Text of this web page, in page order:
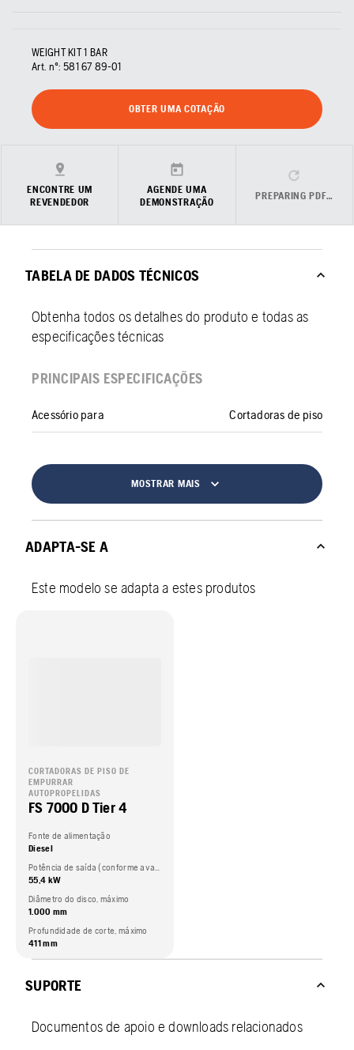
WEIGHT KIT 1 BAR
Art. nº: 581 67 89‑01
OBTER UMA COTAÇÃO
ENCONTRE UM
REVENDEDOR
AGENDE UMA
DEMONSTRAÇÃO
PREPARING PDF…
TABELA DE DADOS TÉCNICOS
Obtenha todos os detalhes do produto e todas as
especificações técnicas
PRINCIPAIS ESPECIFICAÇÕES
Acessório para Cortadoras de piso
MOSTRAR MAIS
ADAPTA-SE A
Este modelo se adapta a estes produtos
CORTADORAS DE PISO DE
EMPURRAR
AUTOPROPELIDAS
FS 7000 D Tier 4
Fonte de alimentação
Diesel
Potência de saída (conforme avaliado pelo fabricante do motor / motor)
55,4 kW
Diâmetro do disco, máximo
1.000 mm
Profundidade de corte, máximo
411 mm
SUPORTE
Documentos de apoio e downloads relacionados